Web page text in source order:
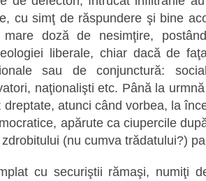
cu simţ de răspundere şi bine
doză de nesimţire,
liberale, chiar dacă de
sau de conjunctură:
naţionalişti etc. Până la
atunci când vorbea, la
apărute ca ciupercile
(nu cumva trădatului?)
cu securiştii rămaşi, numiţi